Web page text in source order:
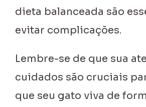
dieta balanceada são
evitar complicações.
Lembre-se de que sua
cuidados são cruciais
que seu gato viva de